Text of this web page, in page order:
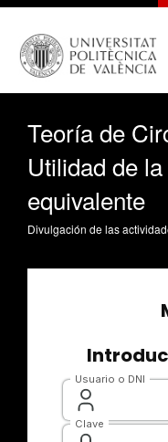
Teoría de
Utilidad de
equivalente